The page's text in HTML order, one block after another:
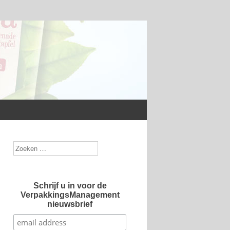
Zoek
Schrijf u in voor de
VerpakkingsManagement
nieuwsbrief